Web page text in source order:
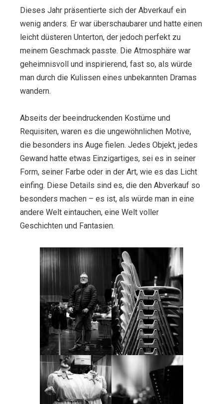
Dieses Jahr präsentierte sich der Abverkauf ein
wenig anders. Er war überschaubarer und hatte einen
leicht düsteren Unterton, der jedoch perfekt zu
meinem Geschmack passte. Die Atmosphäre war
geheimnisvoll und inspirierend, fast so, als würde
man durch die Kulissen eines unbekannten Dramas
wandern.
Abseits der beeindruckenden Kostüme und
Requisiten, waren es die ungewöhnlichen Motive,
die besonders ins Auge fielen. Jedes Objekt, jedes
Gewand hatte etwas Einzigartiges, sei es in seiner
Form, seiner Farbe oder in der Art, wie es das Licht
einfing. Diese Details sind es, die den Abverkauf so
besonders machen – es ist, als würde man in eine
andere Welt eintauchen, eine Welt voller
Geschichten und Fantasien.